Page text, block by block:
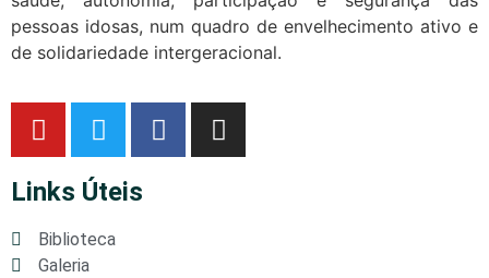
pessoas idosas, num quadro de envelhecimento ativo e
de solidariedade intergeracional.
Links Úteis
Biblioteca
Galeria